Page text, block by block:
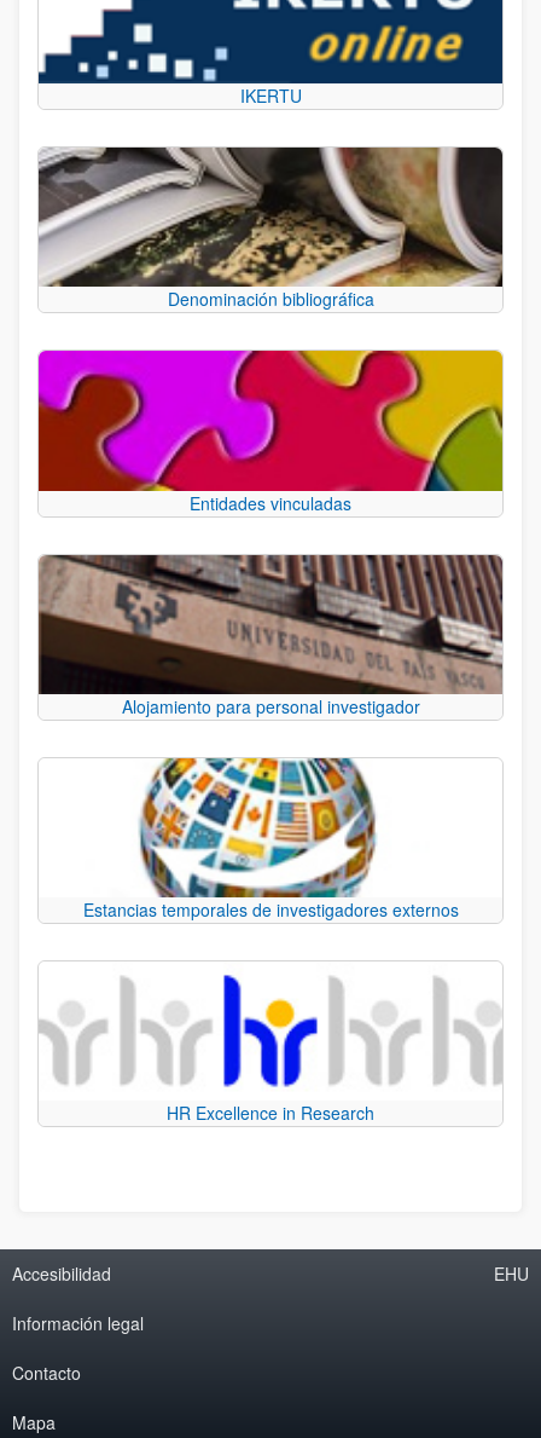
IKERTU
Denominación bibliográfica
Entidades vinculadas
Alojamiento para personal investigador
Estancias temporales de investigadores externos
HR Excellence in Research
Accesibilidad
Información legal
Contacto
Mapa
EHU